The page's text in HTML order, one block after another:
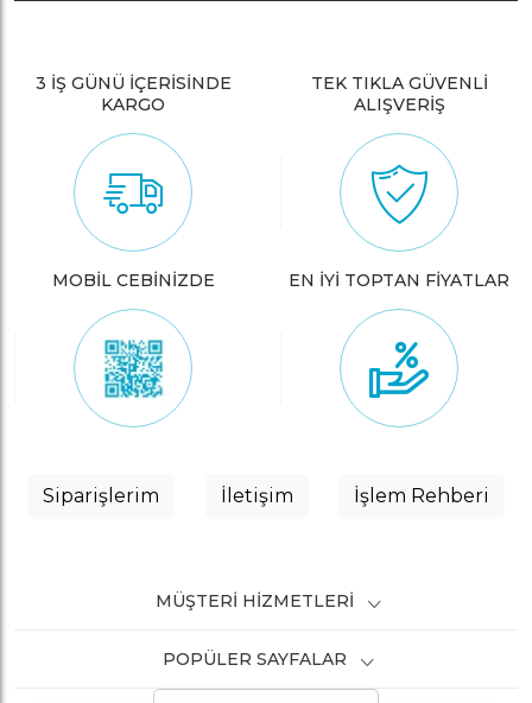
3 İŞ GÜNÜ İÇERİSİNDE
KARGO
TEK TIKLA GÜVENLİ
ALIŞVERİŞ
MOBİL CEBİNİZDE EN İYİ TOPTAN FİYATLAR
Siparişlerim İletişim İşlem Rehberi
MÜŞTERI HIZMETLERI
POPÜLER SAYFALAR